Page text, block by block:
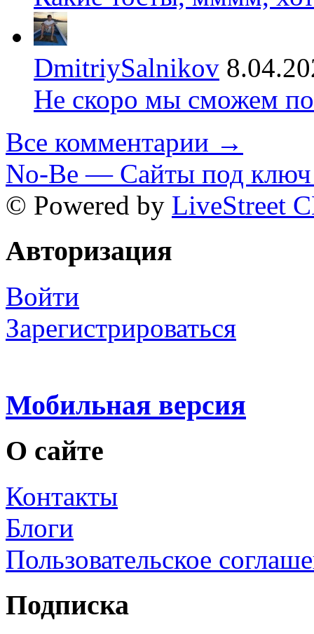
DmitriySalnikov
Не скоро мы сможем
Все комментарии →
No-Be — Сайты под ключ
© Powered by LiveStreet
Авторизация
Войти
Зарегистрироваться
Мобильная версия
О сайте
Контакты
Блоги
Пользовательское
Подписка